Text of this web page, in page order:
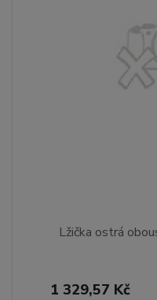
Lžička ostrá
1 329,57 Kč